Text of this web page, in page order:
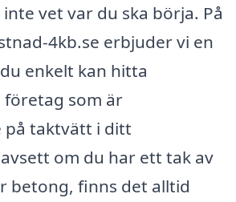
vet var du ska börja. På
4kb.se erbjuder vi en
enkelt kan hitta
som är
på taktvätt i ditt
om du har ett tak av
betong, finns det alltid